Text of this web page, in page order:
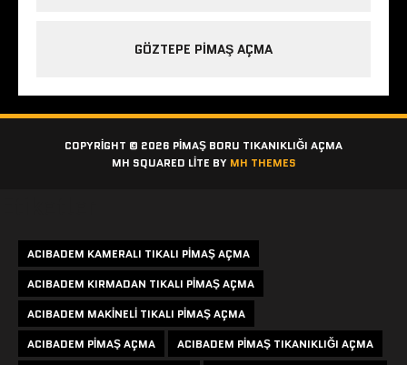
GÖZTEPE PIMAŞ AÇMA
COPYRIGHT © 2026 PIMAŞ BORU TIKANIKLIĞI AÇMA
MH SQUARED LITE BY MH THEMES
ACIBADEM KAMERALI TIKALI PIMAŞ AÇMA
ACIBADEM KIRMADAN TIKALI PIMAŞ AÇMA
ACIBADEM MAKINELI TIKALI PIMAŞ AÇMA
ACIBADEM PIMAŞ AÇMA
ACIBADEM PIMAŞ TIKANIKLIĞI AÇMA